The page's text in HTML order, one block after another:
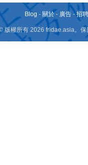
Blog - 關於 - 廣告 -招
版權所有 2026 fridae.asia。